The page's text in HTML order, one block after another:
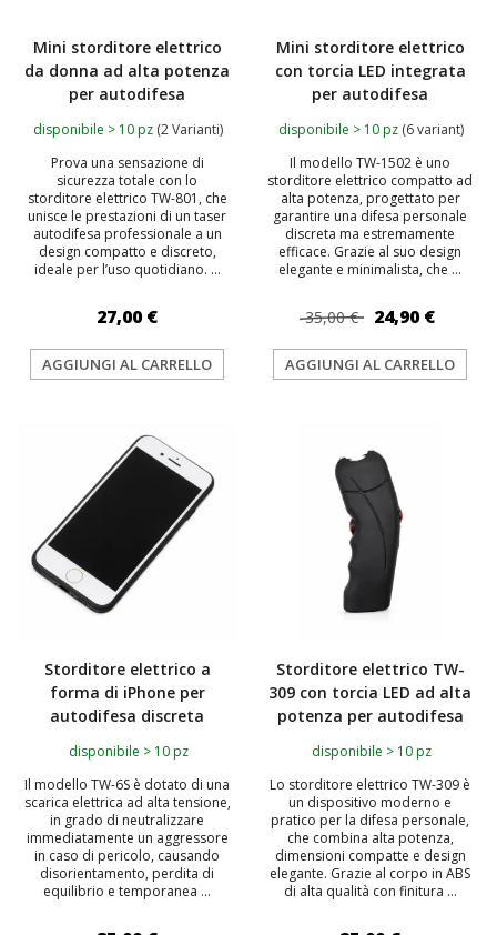
Mini storditore elettrico
da donna ad alta potenza
per autodifesa
disponibile > 10 pz (2 Varianti)
Prova una sensazione di
sicurezza totale con lo
storditore elettrico TW-801, che
unisce le prestazioni di un taser
autodifesa professionale a un
design compatto e discreto,
ideale per l’uso quotidiano. ...
27,00 €
AGGIUNGI AL CARRELLO
Mini storditore elettrico
con torcia LED integrata
per autodifesa
disponibile > 10 pz (6 variant)
Il modello TW-1502 è uno
storditore elettrico compatto ad
alta potenza, progettato per
garantire una difesa personale
discreta ma estremamente
efficace. Grazie al suo design
elegante e minimalista, che ...
35,00 € 24,90 €
AGGIUNGI AL CARRELLO
Storditore elettrico a
forma di iPhone per
autodifesa discreta
disponibile > 10 pz
Il modello TW-6S è dotato di una
scarica elettrica ad alta tensione,
in grado di neutralizzare
immediatamente un aggressore
in caso di pericolo, causando
disorientamento, perdita di
equilibrio e temporanea ...
Storditore elettrico TW-
309 con torcia LED ad alta
potenza per autodifesa
disponibile > 10 pz
Lo storditore elettrico TW-309 è
un dispositivo moderno e
pratico per la difesa personale,
che combina alta potenza,
dimensioni compatte e design
elegante. Grazie al corpo in ABS
di alta qualità con finitura ...